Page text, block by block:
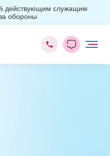
действующим служащим
обороны